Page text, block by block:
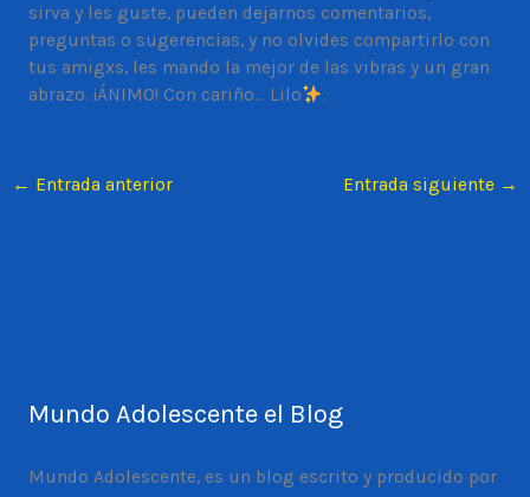
sirva y les guste, pueden dejarnos comentarios,
preguntas o sugerencias, y no olvides compartirlo con
tus amigxs, les mando la mejor de las vibras y un gran
abrazo. ¡ÁNIMO! Con cariño… Lilo
.
← Entrada anterior Entrada siguiente →
Mundo Adolescente el Blog
Mundo Adolescente, es un blog escrito y producido por